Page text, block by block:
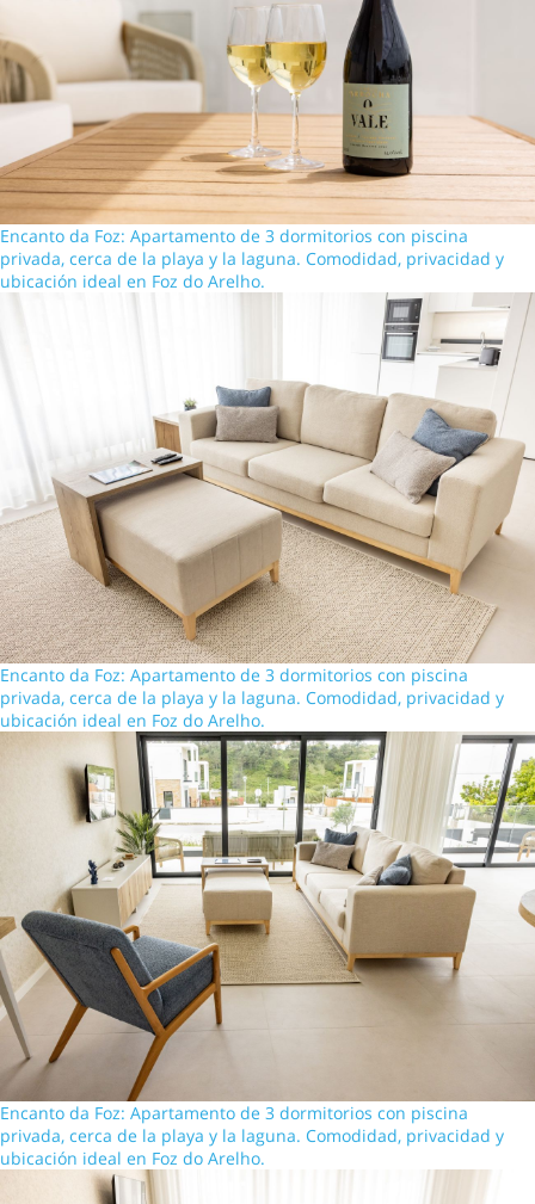
Encanto da Foz: Apartamento de 3 dormitorios con piscina
privada, cerca de la playa y la laguna. Comodidad, privacidad y
ubicación ideal en Foz do Arelho.
Encanto da Foz: Apartamento de 3 dormitorios con piscina
privada, cerca de la playa y la laguna. Comodidad, privacidad y
ubicación ideal en Foz do Arelho.
Encanto da Foz: Apartamento de 3 dormitorios con piscina
privada, cerca de la playa y la laguna. Comodidad, privacidad y
ubicación ideal en Foz do Arelho.